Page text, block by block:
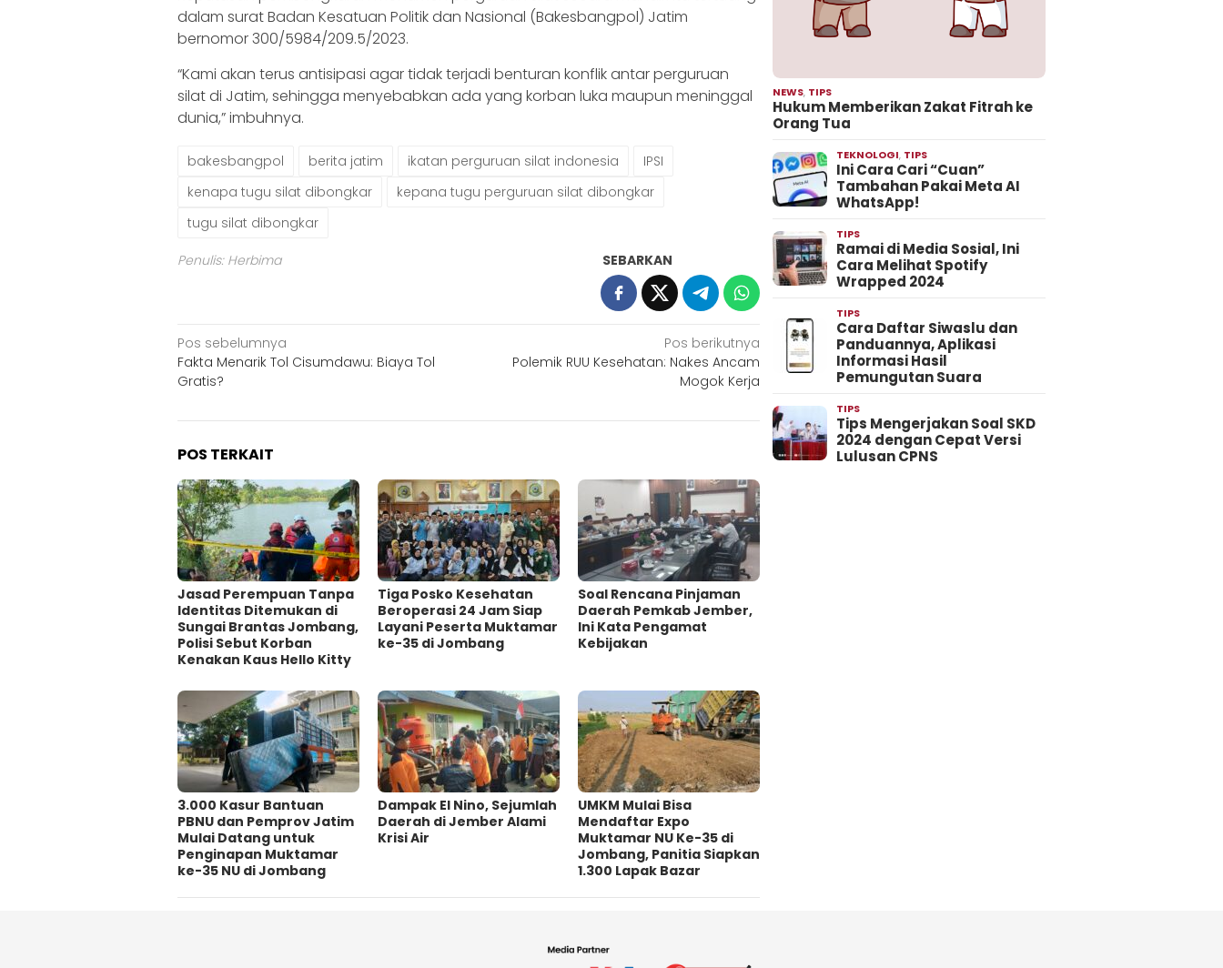
dalam surat Badan Kesatuan Politik dan Nasional (Bakesbangpol) Jatim
bernomor 300/5984/209.5/2023.
“Kami akan terus antisipasi agar tidak terjadi benturan konflik antar perguruan
silat di Jatim, sehingga menyebabkan ada yang korban luka maupun meninggal
dunia,” imbuhnya.
bakesbangpol berita jatim ikatan perguruan silat indonesia
IPSI
kenapa tugu silat dibongkar
kepana tugu perguruan silat dibongkar
tugu silat dibongkar
Penulis: Herbima SEBARKAN
Navigasi
pos
Pos sebelumnya
Fakta Menarik Tol Cisumdawu: Biaya Tol
Gratis?
Pos berikutnya
Polemik RUU Kesehatan: Nakes Ancam
Mogok Kerja
POS TERKAIT
Jasad Perempuan Tanpa
Identitas Ditemukan di
Sungai Brantas Jombang,
Polisi Sebut Korban
Kenakan Kaus Hello Kitty
Tiga Posko Kesehatan
Beroperasi 24 Jam Siap
Layani Peserta Muktamar
ke-35 di Jombang
‎Soal Rencana Pinjaman
Daerah Pemkab Jember,
Ini Kata Pengamat
Kebijakan ‎
3.000 Kasur Bantuan
PBNU dan Pemprov Jatim
Mulai Datang untuk
Penginapan Muktamar
ke-35 NU di Jombang
Dampak El Nino, Sejumlah
Daerah di Jember Alami
Krisi Air
UMKM Mulai Bisa
Mendaftar Expo
Muktamar NU Ke-35 di
Jombang, Panitia Siapkan
1.300 Lapak Bazar
NEWS, TIPS
Hukum Memberikan Zakat Fitrah ke
Orang Tua
TEKNOLOGI, TIPS
Ini Cara Cari “Cuan”
Tambahan Pakai Meta AI
WhatsApp!
TIPS
Ramai di Media Sosial, Ini
Cara Melihat Spotify
Wrapped 2024
TIPS
Cara Daftar Siwaslu dan
Panduannya, Aplikasi
Informasi Hasil
Pemungutan Suara
TIPS
Tips Mengerjakan Soal SKD
2024 dengan Cepat Versi
Lulusan CPNS